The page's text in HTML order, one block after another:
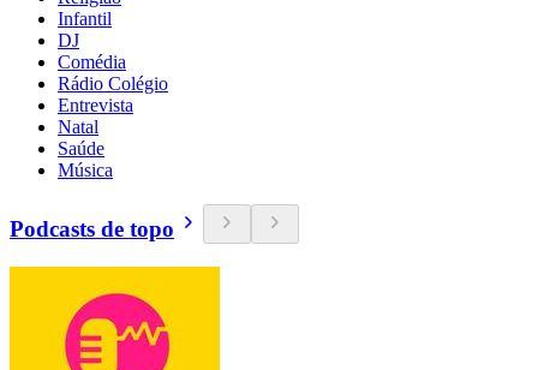
Infantil
DJ
Comédia
Rádio Colégio
Entrevista
Natal
Saúde
Música
Podcasts de topo